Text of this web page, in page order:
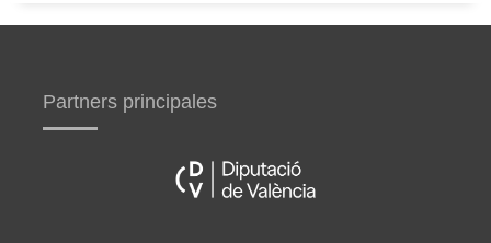
Partners principales